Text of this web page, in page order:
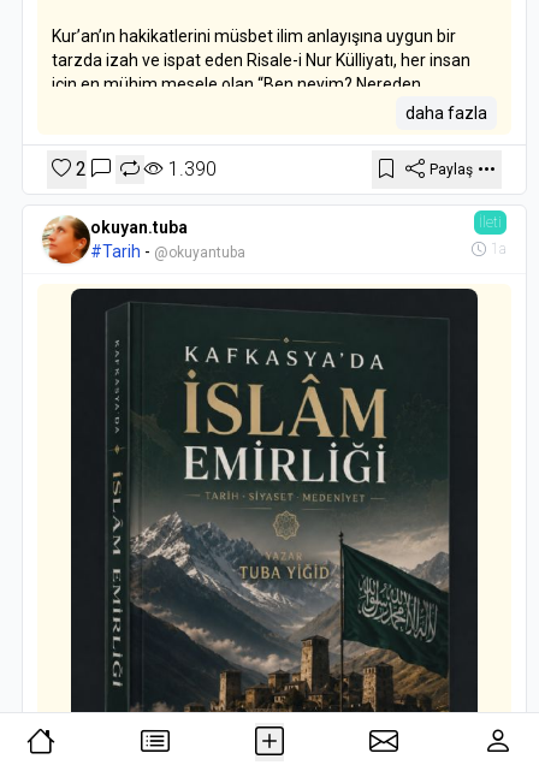
Kur’an’ın hakikatlerini müsbet ilim anlayışına uygun bir
tarzda izah ve ispat eden Risale-i Nur Külliyatı, her insan
için en mühim mesele olan “Ben neyim? Nereden
geliyorum? Nereye gideceğim? Vazifem nedir? Bu
hakikatleri nedir?” gibi suallerin cevabını vâzıh ve kat’î bir
şekilde, çekici bir üslup ve güzel bir ifade ile beyan edip ruh
ve akılları tenvir ve tatmin etmektedir.
Tefsir iki kısımdır.
Birisi: Malûm tefsirlerdir ki Kur’an’ın ibaresini ve kelime ve
cümlelerinin manalarını beyan ve izah ve ispat ederler.
İkinci kısım tefsir ise: Kur’an’ın imanî olan hakikatlerini
kuvvetli hüccetlerle beyan ve ispat ve izah etmektir. Bu
kısmın çok ehemmiyeti var. Zahir malûm tefsirler, bu kısmı
bazen mücmel bir tarzda dercediyorlar fakat Risale-i Nur,
doğrudan doğruya bu ikinci kısmı esas tutmuş, emsalsiz bir
tarzda muannid feylesofları da susturan bir manevî
tefsirdir.
Risale-i Nur, nurlu bir külliyat… Yüz otuz eser… Büyüklü
küçüklü risaleler halinde… Asrın ihtiyaçlarına tam cevap
verir… Aklı ve kalbi tatmin eder… Kur’an-ı Kerîm’in yirminci
asırdaki –lafzî değil– manevî tefsiridir…
İspat ediyor!.. Akla gelen bütün istifhamları… Zerreden
güneşe kadar iman mertebelerini… Vahdaniyet-i İlahiyeyi…
Nübüvvetin hakikatini…
daha fazla
2 1.390 Paylaş
okuyan.tuba
#Tarih - @okuyantuba
İleti
1a